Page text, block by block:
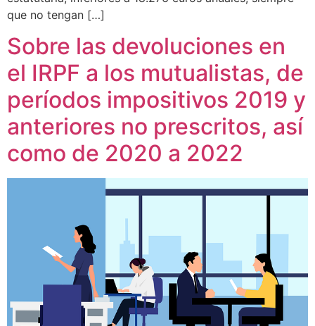
que no tengan […]
Sobre las devoluciones en
el IRPF a los mutualistas, de
períodos impositivos 2019 y
anteriores no prescritos, así
como de 2020 a 2022